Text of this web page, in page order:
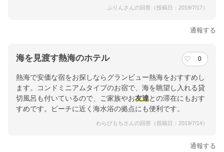
ぷりんさんの回答（投稿日：2019/7/17）
通報する
海を見渡す熱海のホテル 0
熱海で安価な宿をお探しならグランビュー熱海をおすすめし
ます。コンドミニアムタイプのお宿で、海を眺望し入れる貸
切風呂も付いているので、ご家族やお友達との滞在にもおす
すめです。ビーチに近く海水浴の拠点にも便利です。
わらびもちさんの回答（投稿日：2019/7/14）
通報する